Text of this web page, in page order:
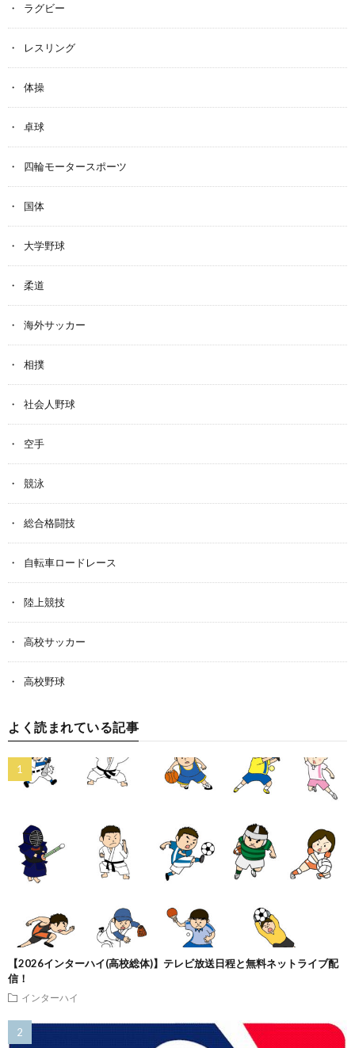
ラグビー
レスリング
体操
卓球
四輪モータースポーツ
国体
大学野球
柔道
海外サッカー
相撲
社会人野球
空手
競泳
総合格闘技
自転車ロードレース
陸上競技
高校サッカー
高校野球
よく読まれている記事
【2026インターハイ(高校総体)】テレビ放送日程と無料ネットライブ配
信！
インターハイ